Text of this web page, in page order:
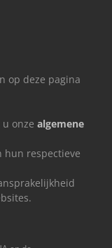
op deze pagina
onze algemene
hun respectieve